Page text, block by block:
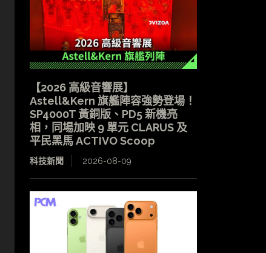
【2026 高級音響展】
Astell&Kern 旗艦陣容強勢登場！
SP4000T 黃銅版、PD5 新機亮
相，同場加映 9 單元 CLARUS 及
平民黑馬 ACTIVO Scoop
科技新聞 2026-08-09